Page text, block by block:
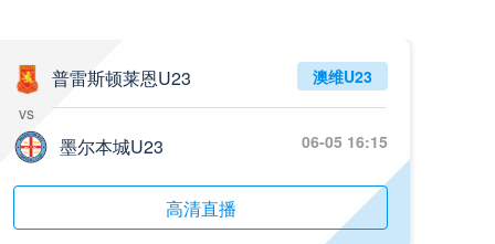
普雷斯顿莱恩U23
vs
墨尔本城U23
澳维U23
06-05 16:15
高清直播